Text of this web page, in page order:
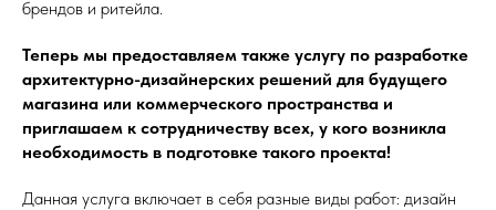
брендов и ритейла.
Теперь мы предоставляем также услугу по разработке
архитектурно-дизайнерских решений для будущего
магазина или коммерческого пространства и
приглашаем к сотрудничеству всех, у кого возникла
необходимость в подготовке такого проекта!
Данная услуга включает в себя разные виды работ: дизайн